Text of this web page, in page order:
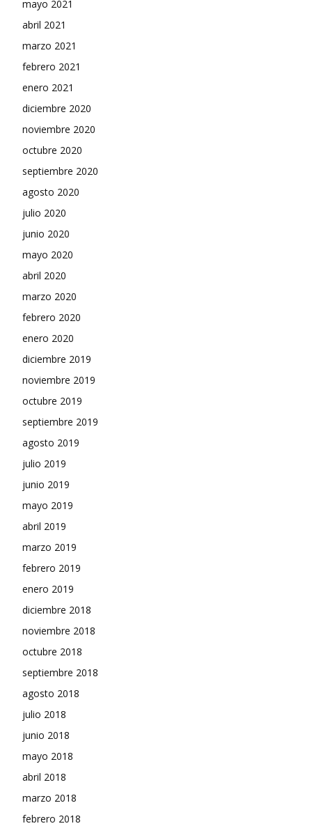
mayo 2021
abril 2021
marzo 2021
febrero 2021
enero 2021
diciembre 2020
noviembre 2020
octubre 2020
septiembre 2020
agosto 2020
julio 2020
junio 2020
mayo 2020
abril 2020
marzo 2020
febrero 2020
enero 2020
diciembre 2019
noviembre 2019
octubre 2019
septiembre 2019
agosto 2019
julio 2019
junio 2019
mayo 2019
abril 2019
marzo 2019
febrero 2019
enero 2019
diciembre 2018
noviembre 2018
octubre 2018
septiembre 2018
agosto 2018
julio 2018
junio 2018
mayo 2018
abril 2018
marzo 2018
febrero 2018